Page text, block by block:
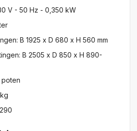
V - 50 Hz - 0,350 kW
B 1925 x D 680 x H 560 mm
B 2505 x D 850 x H 890-